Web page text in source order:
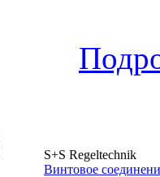
S+S Regeltechnik
Винтовое